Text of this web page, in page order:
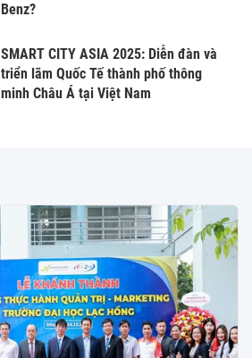
Benz?
SMART CITY ASIA 2025: Diễn đàn và
triển lãm Quốc Tế thành phố thông
minh Châu Á tại Việt Nam